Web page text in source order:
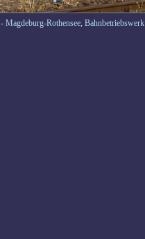
- Magdeburg-Rothensee, Bahnbetriebswerk